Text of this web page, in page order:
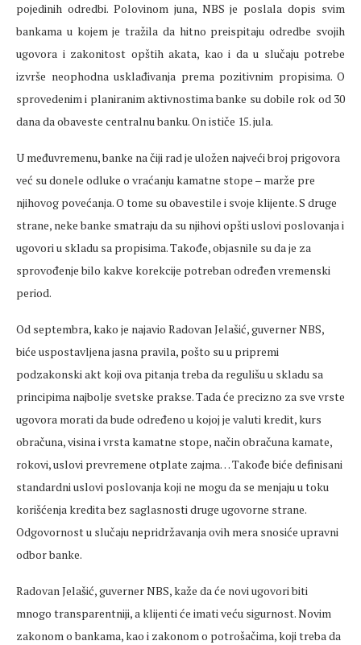
pojedinih odredbi. Polovinom juna, NBS je poslala dopis svim
bankama u kojem je tražila da hitno preispitaju odredbe svojih
ugovora i zakonitost opštih akata, kao i da u slučaju potrebe
izvrše neophodna usklađivanja prema pozitivnim propisima. O
sprovedenim i planiranim aktivnostima banke su dobile rok od 30
dana da obaveste centralnu banku. On ističe 15. jula.
U međuvremenu, banke na čiji rad je uložen najveći broj prigovora
već su donele odluke o vraćanju kamatne stope – marže pre
njihovog povećanja. O tome su obavestile i svoje klijente. S druge
strane, neke banke smatraju da su njihovi opšti uslovi poslovanja i
ugovori u skladu sa propisima. Takođe, objasnile su da je za
sprovođenje bilo kakve korekcije potreban određen vremenski
period.
Od septembra, kako je najavio Radovan Jelašić, guverner NBS,
biće uspostavljena jasna pravila, pošto su u pripremi
podzakonski akt koji ova pitanja treba da regulišu u skladu sa
principima najbolje svetske prakse. Tada će precizno za sve vrste
ugovora morati da bude određeno u kojoj je valuti kredit, kurs
obračuna, visina i vrsta kamatne stope, način obračuna kamate,
rokovi, uslovi prevremene otplate zajma… Takođe biće definisani
standardni uslovi poslovanja koji ne mogu da se menjaju u toku
korišćenja kredita bez saglasnosti druge ugovorne strane.
Odgovornost u slučaju nepridržavanja ovih mera snosiće upravni
odbor banke.
Radovan Jelašić, guverner NBS, kaže da će novi ugovori biti
mnogo transparentniji, a klijenti će imati veću sigurnost. Novim
zakonom o bankama, kao i zakonom o potrošačima, koji treba da